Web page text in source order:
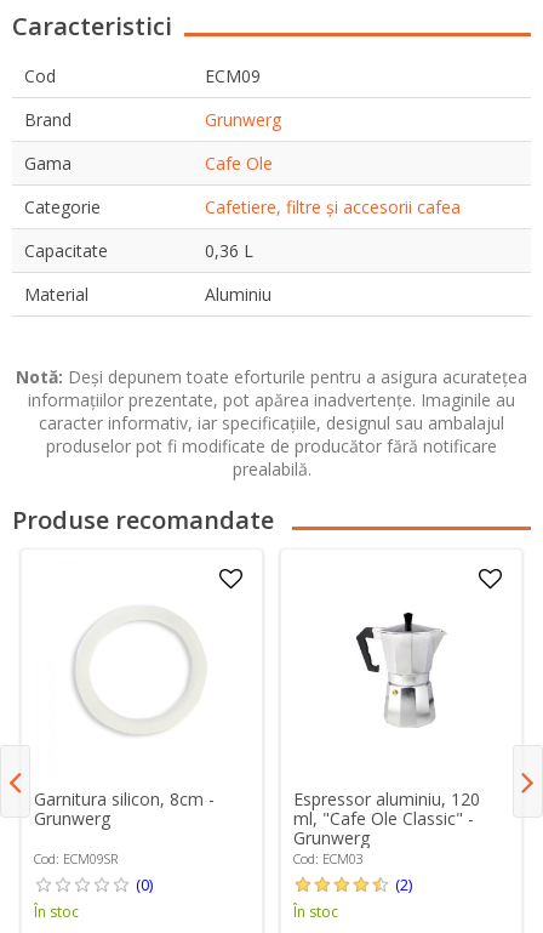
Caracteristici
Cod
ECM09
Brand
Grunwerg
Gama
Cafe Ole
Categorie
Cafetiere, filtre și accesorii cafea
Capacitate
0,36 L
Material
Aluminiu
Notă: Deși depunem toate eforturile pentru a asigura acuratețea
informațiilor prezentate, pot apărea inadvertențe. Imaginile au
caracter informativ, iar specificațiile, designul sau ambalajul
produselor pot fi modificate de producător fără notificare
prealabilă.
Produse recomandate
Garnitura silicon, 8cm -
Grunwerg
Cod: ECM09SR
(0)
În stoc
Espressor aluminiu, 120
ml, "Cafe Ole Classic" -
Grunwerg
Cod: ECM03
(2)
În stoc